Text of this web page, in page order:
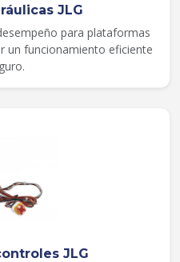
JLG
para plataformas
un funcionamiento eficiente
JLG